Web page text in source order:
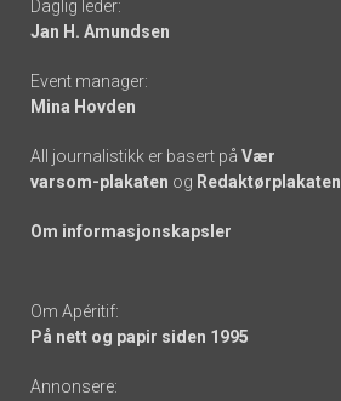
links
Daglig leder:
Jan H. Amundsen
Event manager:
Mina Hovden
All journalistikk er basert på Vær
varsom-plakaten og Redaktørplakaten
Om informasjonskapsler
Om Apéritif:
På nett og papir siden 1995
Annonsere: